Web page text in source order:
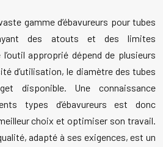
gamme d’ébavureurs pour tubes
des atouts et des limites
approprié dépend de plusieurs
d’utilisation, le diamètre des tubes
disponible. Une connaissance
types d’ébavureurs est donc
choix et optimiser son travail.
adapté à ses exigences, est un